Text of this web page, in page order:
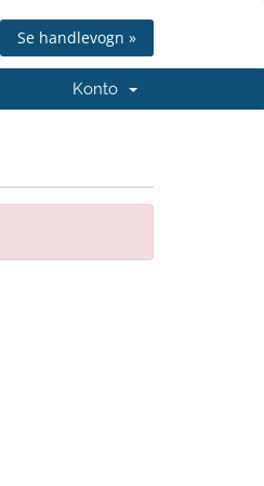
Se handlevogn »
Konto